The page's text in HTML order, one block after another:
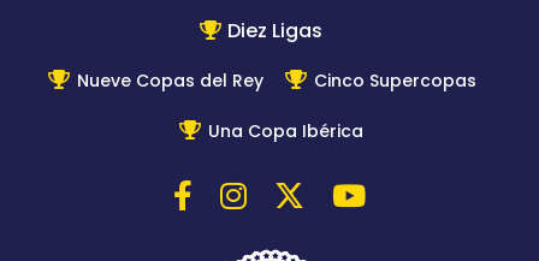
Diez Ligas
Nueve Copas del Rey Cinco Supercopas
Una Copa Ibérica